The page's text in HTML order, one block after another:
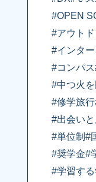
#OPEN
#アウトド
#インタ
#コンパス
#中つ火
#修学旅行
#出会い
#単位制 #
#奨学金#
#学習す